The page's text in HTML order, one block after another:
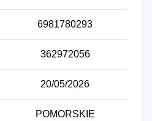
6981780293
362972056
20/05/2026
POMORSKIE